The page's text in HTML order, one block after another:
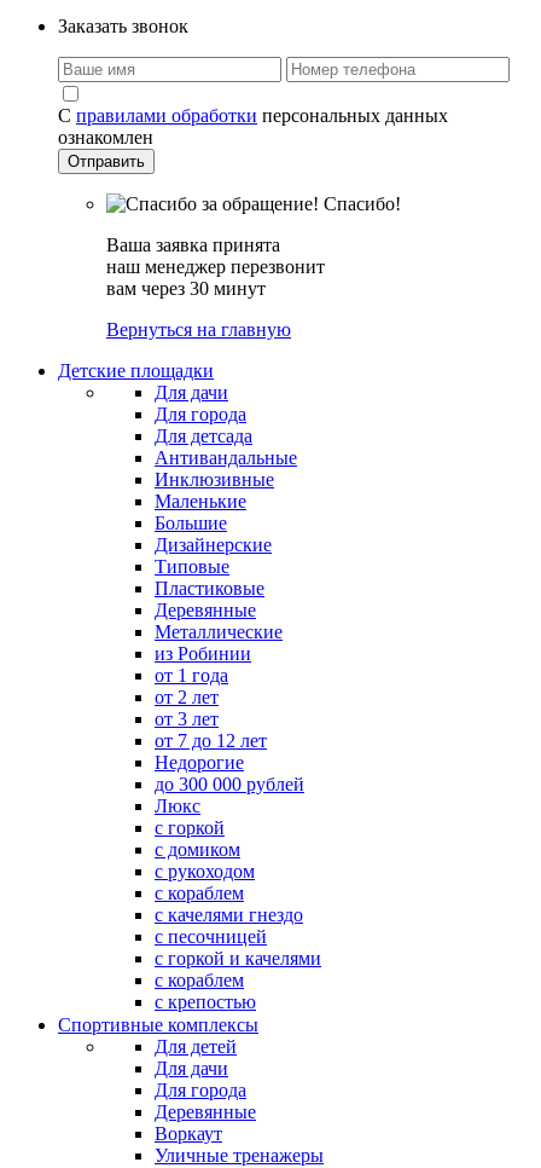
Заказать звонок
С правилами обработки персональных данных
ознакомлен
Спасибо!
Ваша заявка принята
наш менеджер перезвонит
вам через 30 минут
Вернуться на главную
Детские площадки
Для дачи
Для города
Для детсада
Антивандальные
Инклюзивные
Маленькие
Большие
Дизайнерские
Типовые
Пластиковые
Деревянные
Металлические
из Робинии
от 1 года
от 2 лет
от 3 лет
от 7 до 12 лет
Недорогие
до 300 000 рублей
Люкс
с горкой
с домиком
с рукоходом
с кораблем
с качелями гнездо
с песочницей
с горкой и качелями
с кораблем
с крепостью
Спортивные комплексы
Для детей
Для дачи
Для города
Деревянные
Воркаут
Уличные тренажеры